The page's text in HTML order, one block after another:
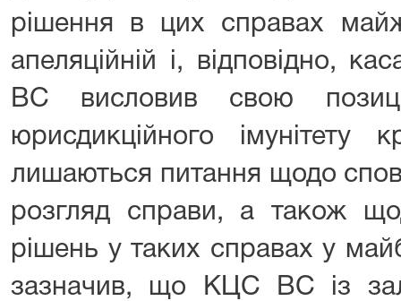
рішення в цих справах
апеляційній і, відповідно,
ВС висловив свою
юрисдикційного імунітету
лишаються питання щодо
розгляд справи, а також
рішень у таких справах у
зазначив, що КЦС ВС із